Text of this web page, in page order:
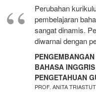
Perubahan
pembelajaran
sangat dinamis.
diwarnai dengan
BAHASA
PENGETAHUAN
PROF. ANITA